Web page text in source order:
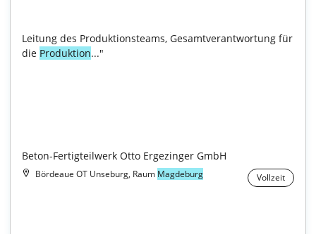
Leitung des Produktionsteams, Gesamtverantwortung für
die Produktion..."
Beton-Fertigteilwerk Otto Ergezinger GmbH
Bördeaue OT Unseburg, Raum Magdeburg Vollzeit